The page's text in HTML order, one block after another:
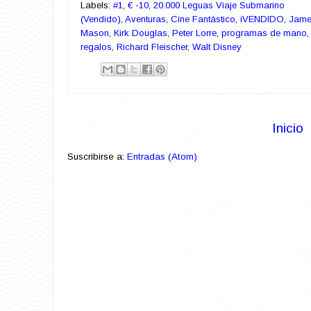
Labels: #1, € -10, 20.000 Leguas Viaje Submarino
(Vendido), Aventuras, Cine Fantástico, iVENDIDO,
Mason, Kirk Douglas, Peter Lorre, programas de mano,
regalos, Richard Fleischer, Walt Disney
Inicio
Suscribirse a: Entradas (Atom)